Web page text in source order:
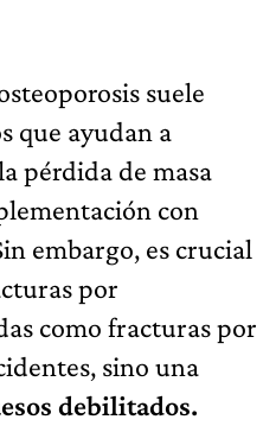
suele
que ayudan a
pérdida de masa
con
embargo, es crucial
por
como fracturas por
sino una
debilitados.